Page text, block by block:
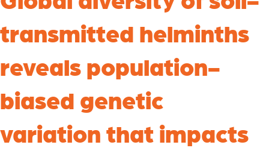
transmitted helminths
reveals population-
biased genetic
variation that impacts